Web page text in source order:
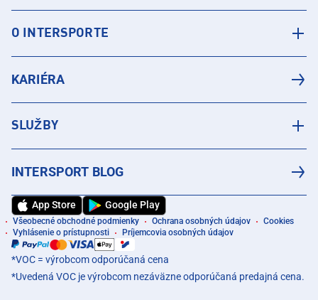
O INTERSPORTE
KARIÉRA
SLUŽBY
INTERSPORT BLOG
App Store Google Play
Všeobecné obchodné podmienky Ochrana osobných údajov
Cookies
Vyhlásenie o prístupnosti
Príjemcovia osobných údajov
*VOC = výrobcom odporúčaná cena
*Uvedená VOC je výrobcom nezáväzne odporúčaná predajná cena.